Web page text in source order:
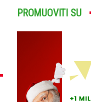
PROMUOVITI SU